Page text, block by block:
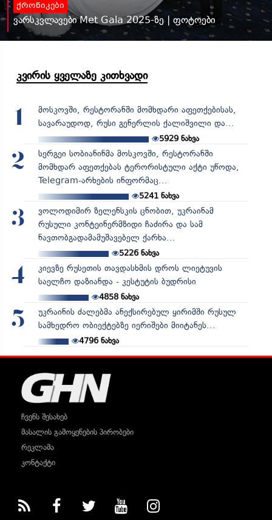
ქრონიკები
ვარსკვლავები Met Gala 2025-ზე | ფოტოები
კვირის ყველაზე კითხვადი
1
მოსკოვში, რესტორანში მომხდარი აფეთქებისას,
სავარაუდოდ, რუსი გენერლის ქალიშვილი და...
5929 ნახვა
2
სერგეი სობიანინმა მოსკოვში, რესტორანში
მომხდარ აფეთქებას ტერორისტული აქტი უწოდა,
Telegram-არხების ინფორმაც...
5241ნახვა
3
ვოლოდიმირ ზელენსკის ცნობით, უკრაინამ
რუსული კონტეინერმზიდი ჩაძირა და სამ
ნავთობგადამამუშავებელ ქარხა...
5226ნახვა
4
კიევზე რუსეთის თავდასხმის დროს ლიეტუვის
საელჩო დაზიანდა - კესტუტის ბუდრისი
4858ნახვა
5
უკრაინის ძალებმა ანექსირებულ ყირიმში რუსულ
სამხედრო ობიექტებზე იერიშები მიიტანეს...
4796ნახვა
ჩვენს შესახებ
მასალის გამოყენების პირობები
რეკლამა
კონტაქტი